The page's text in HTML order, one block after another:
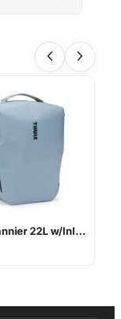
Shield Pannier 22L w/Inlock